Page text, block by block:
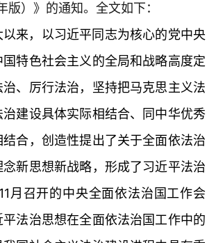
版）》的通知。全文如下：
以来，以习近平同志为核心的党中央
特色社会主义的全局和战略高度定
、厉行法治，坚持把马克思主义法
建设具体实际相结合、同中华优秀
合，创造性提出了关于全面依法治
念新思想新战略，形成了习近平法治
月召开的中央全面依法治国工作会
法治思想在全面依法治国工作中的